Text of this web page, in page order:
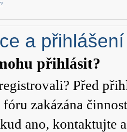
a přihlášení
přihlásit?
Před
zakázána
ano, kontaktujte